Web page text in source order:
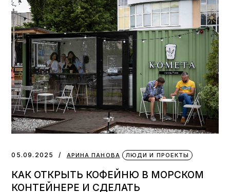
05.09.2025 АРИНА ПАНОВА ЛЮДИ И ПРОЕКТЫ
КАК ОТКРЫТЬ КОФЕЙНЮ В МОРСКОМ
КОНТЕЙНЕРЕ И СДЕЛАТЬ